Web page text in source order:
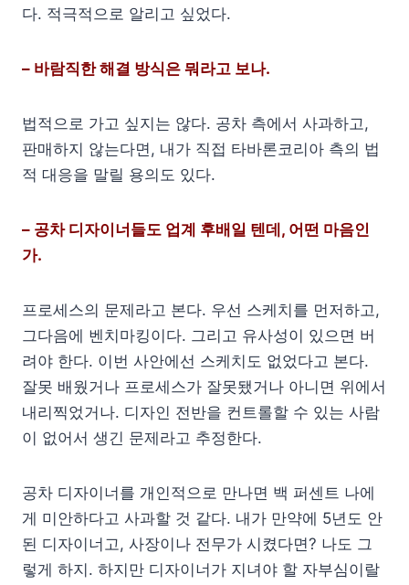
다. 적극적으로 알리고 싶었다.
– 바람직한 해결 방식은 뭐라고 보나.
법적으로 가고 싶지는 않다. 공차 측에서 사과하고,
판매하지 않는다면, 내가 직접 타바론코리아 측의 법
적 대응을 말릴 용의도 있다.
– 공차 디자이너들도 업계 후배일 텐데, 어떤 마음인
가.
프로세스의 문제라고 본다. 우선 스케치를 먼저하고,
그다음에 벤치마킹이다. 그리고 유사성이 있으면 버
려야 한다. 이번 사안에선 스케치도 없었다고 본다.
잘못 배웠거나 프로세스가 잘못됐거나 아니면 위에서
내리찍었거나. 디자인 전반을 컨트롤할 수 있는 사람
이 없어서 생긴 문제라고 추정한다.
공차 디자이너를 개인적으로 만나면 백 퍼센트 나에
게 미안하다고 사과할 것 같다. 내가 만약에 5년도 안
된 디자이너고, 사장이나 전무가 시켰다면? 나도 그
렇게 하지. 하지만 디자이너가 지녀야 할 자부심이랄